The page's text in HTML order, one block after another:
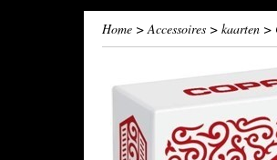
Home >Accessoires > kaarten >